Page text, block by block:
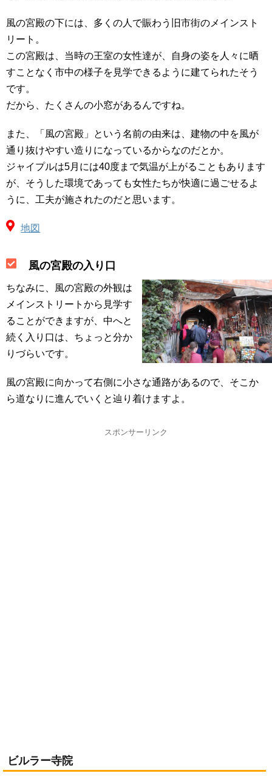
風の宮殿の下には、多くの人で賑わう旧市街のメインスト
リート。
この宮殿は、当時の王室の女性達が、自身の姿を人々に晒
すことなく市中の様子を見学できるように建てられたそう
です。
だから、たくさんの小窓があるんですね。
また、「風の宮殿」という名前の由来は、建物の中を風が
通り抜けやすい造りになっているからなのだとか。
ジャイプルは5月には40度まで気温が上がることもあります
が、そうした環境であっても女性たちが快適に過ごせるよ
うに、工夫が施されたのだと思います。
地図
風の宮殿の入り口
ちなみに、風の宮殿の外観は
メインストリートから見学す
ることができますが、中へと
続く入り口は、ちょっと分か
りづらいです。
風の宮殿に向かって右側に小さな通路があるので、そこか
ら道なりに進んでいくと辿り着けますよ。
スポンサーリンク
ビルラー寺院